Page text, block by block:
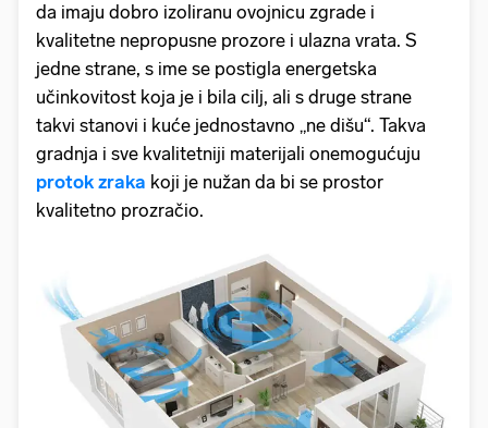
da imaju dobro izoliranu ovojnicu zgrade i
kvalitetne nepropusne prozore i ulazna vrata. S
jedne strane, s ime se postigla energetska
učinkovitost koja je i bila cilj, ali s druge strane
takvi stanovi i kuće jednostavno „ne dišu“. Takva
gradnja i sve kvalitetniji materijali onemogućuju
protok zraka koji je nužan da bi se prostor
kvalitetno prozračio.